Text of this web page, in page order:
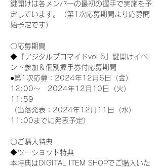
鍵開けは各メンバーの最初の握手で実施を予
定しています。（第1次応募期間より応募開
始予定です）
〇応募期間
◆『デジタルブロマイドvol.5』鍵開けイベ
ント参加＆個別握手券付応募期間
●第1次応募：2024年12月6日（金）
12:00～　2024年12月10日（火）
11:59
（当落発表：2024年12月11日（水）
11:00までに発表予定）
〇ご購入特典
◆ツーショット特典
本特典はDIGITAL ITEM SHOPでご購入いた